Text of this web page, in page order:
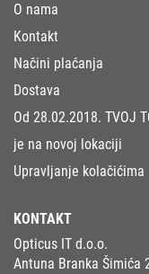
O nama
Kontakt
Načini plaćanja
Dostava
Od 28.02.2018. TVOJ
je na novoj lokaciji
Upravljanje kolačićima
KONTAKT
Opticus IT d.o.o.
Antuna Branka Šimića